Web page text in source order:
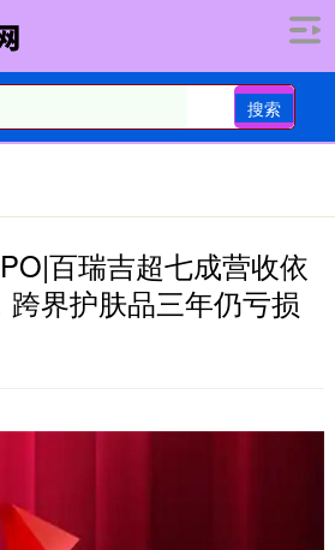
搜索
百瑞吉超七成营收依
界护肤品三年仍亏损